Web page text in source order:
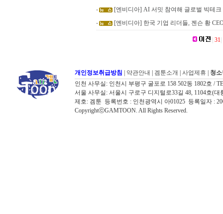
[엔비디아] AI 서밋 참여해 글로벌 빅테
[엔비디아] 한국 기업 리더들, 젠슨 황
31|
개인정보취급방침 약관안내 겜툰소개 사업제휴
청
인천 사무실: 인천시 부평구 굴포로 158 502동 1802호 /
서울 사무실: 서울시 구로구 디지털로33길 48, 1104호(대
제호: 겜툰 등록번호 : 인천광역시 아01025 등록일자 :
CopyrightⓒGAMTOON. All Rights Reserved.